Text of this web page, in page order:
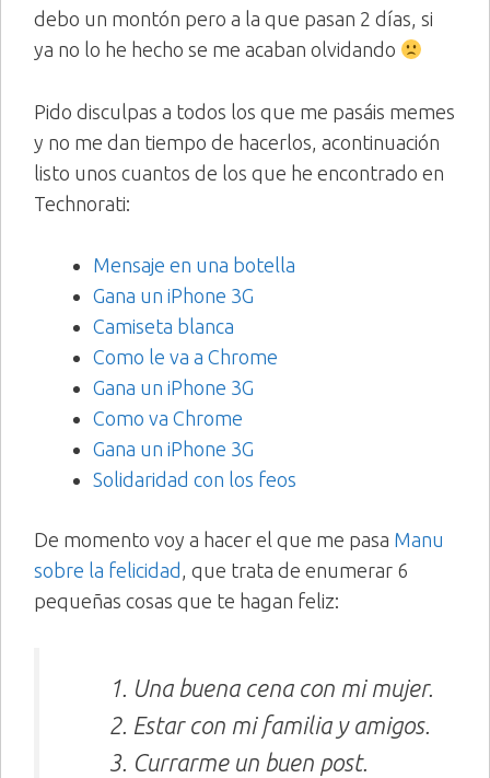
debo un montón pero a la que pasan 2 días, si
ya no lo he hecho se me acaban olvidando
Pido disculpas a todos los que me pasáis memes
y no me dan tiempo de hacerlos, acontinuación
listo unos cuantos de los que he encontrado en
Technorati:
Mensaje en una botella
Gana un iPhone 3G
Camiseta blanca
Como le va a Chrome
Gana un iPhone 3G
Como va Chrome
Gana un iPhone 3G
Solidaridad con los feos
De momento voy a hacer el que me pasa Manu
sobre la felicidad , que trata de enumerar 6
pequeñas cosas que te hagan feliz:
Una buena cena con mi mujer.
Estar con mi familia y amigos.
Currarme un buen post.